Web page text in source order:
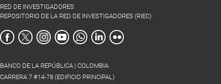
RED DE INVESTIGADORES
REPOSITORIO DE LA RED DE INVESTIGADORES (RIEC)
BANCO DE LA REPÚBLICA | COLOMBIA
CARRERA 7 #14-78 (EDIFICIO PRINCIPAL)